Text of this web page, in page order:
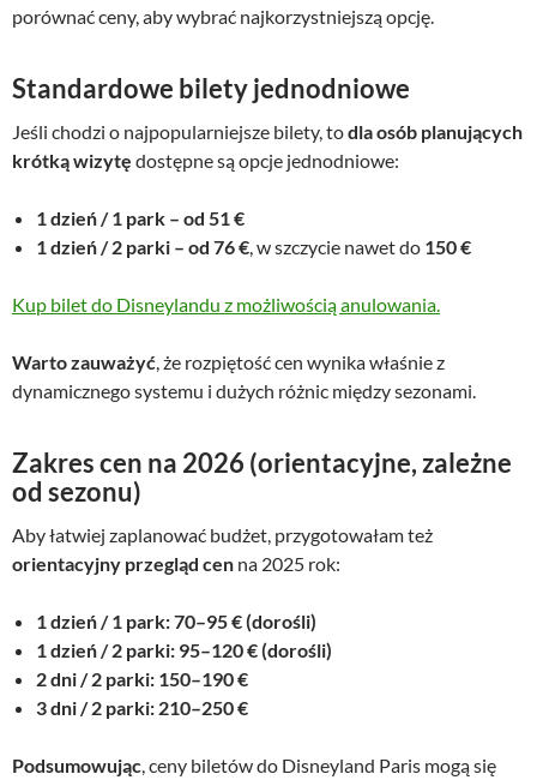
porównać ceny, aby wybrać najkorzystniejszą opcję.
Standardowe bilety jednodniowe
Jeśli chodzi o najpopularniejsze bilety, todla osób planujących
krótką wizytę dostępne są opcje jednodniowe:
1 dzień / 1 park – od 51 €
1 dzień / 2 parki – od 76 € , w szczycie nawet do 150 €
Kup bilet do Disneylandu z możliwością anulowania.
Warto zauważyć , że rozpiętość cen wynika właśnie z
dynamicznego systemu i dużych różnic między sezonami.
Zakres cen na 2026 (orientacyjne, zależne
od sezonu)
Aby łatwiej zaplanować budżet, przygotowałam też
orientacyjny przegląd cen na 2025 rok:
1 dzień / 1 park: 70–95 € (dorośli)
1 dzień / 2 parki: 95–120 € (dorośli)
2 dni / 2 parki: 150–190 €
3 dni / 2 parki: 210–250 €
Podsumowując , ceny biletów do Disneyland Paris mogą się